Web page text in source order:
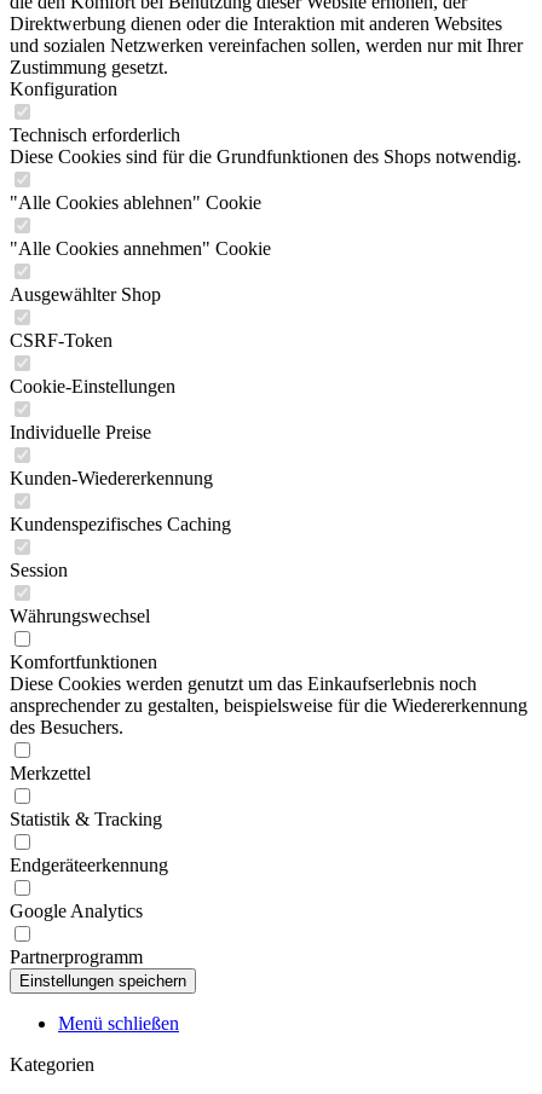
Direktwerbung dienen oder die Interaktion mit anderen Websites
und sozialen Netzwerken vereinfachen sollen, werden nur mit Ihrer
Zustimmung gesetzt.
Konfiguration
Technisch erforderlich
Diese Cookies sind für die Grundfunktionen des Shops notwendig.
"Alle Cookies ablehnen" Cookie
"Alle Cookies annehmen" Cookie
Ausgewählter Shop
CSRF-Token
Cookie-Einstellungen
Individuelle Preise
Kunden-Wiedererkennung
Kundenspezifisches Caching
Session
Währungswechsel
Komfortfunktionen
Diese Cookies werden genutzt um das Einkaufserlebnis noch
ansprechender zu gestalten, beispielsweise für die Wiedererkennung
des Besuchers.
Merkzettel
Statistik & Tracking
Endgeräteerkennung
Google Analytics
Partnerprogramm
Menü schließen
Kategorien